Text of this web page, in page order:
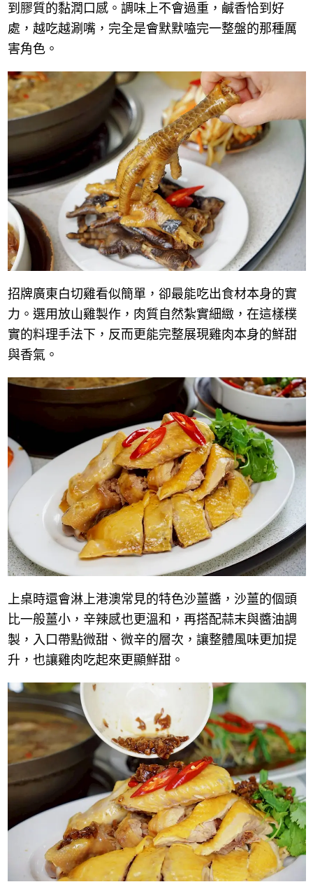
到膠質的黏潤口感。調味上不會過重，鹹香恰到好
處，越吃越涮嘴，完全是會默默嗑完一整盤的那種厲
害角色。
招牌廣東白切雞看似簡單，卻最能吃出食材本身的實
力。選用放山雞製作，肉質自然紮實細緻，在這樣樸
實的料理手法下，反而更能完整展現雞肉本身的鮮甜
與香氣。
上桌時還會淋上港澳常見的特色沙薑醬，沙薑的個頭
比一般薑小，辛辣感也更溫和，再搭配蒜末與醬油調
製，入口帶點微甜、微辛的層次，讓整體風味更加提
升，也讓雞肉吃起來更顯鮮甜。